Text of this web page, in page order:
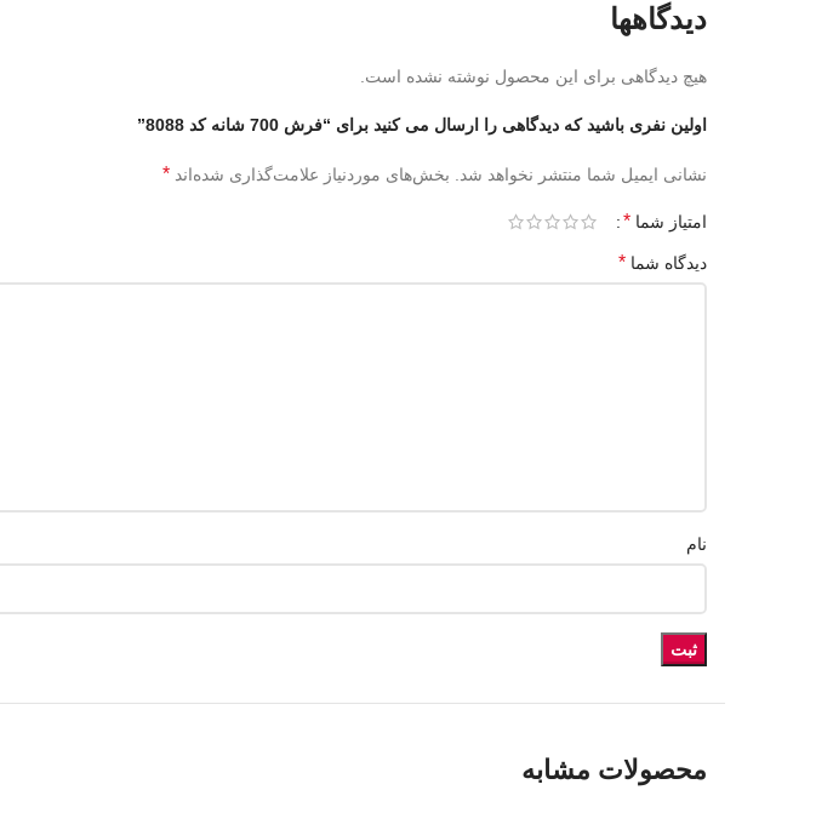
دیدگاهها
هیچ دیدگاهی برای این محصول نوشته نشده است.
اولین نفری باشید که دیدگاهی را ارسال می کنید برای “فرش 700 شانه کد 8088”
نشانی ایمیل شما منتشر نخواهد شد. بخش‌های موردنیاز علامت‌گذاری شده‌اند *
امتیاز شما *
دیدگاه شما *
نام
محصولات مشابه